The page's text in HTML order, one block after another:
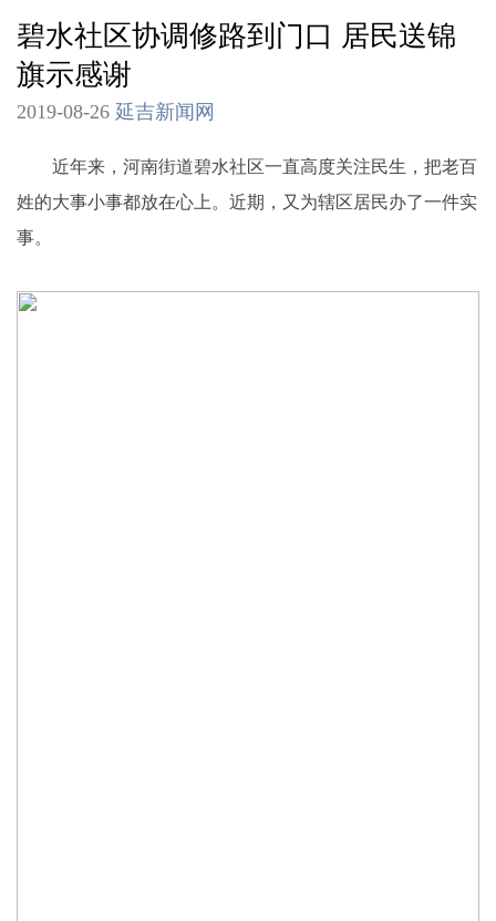
碧水社区协调修路到门口 居民送锦
旗示感谢
2019-08-26 延吉新闻网
近年来，河南街道碧水社区一直高度关注民生，把老百
姓的大事小事都放在心上。近期，又为辖区居民办了一件实
事。